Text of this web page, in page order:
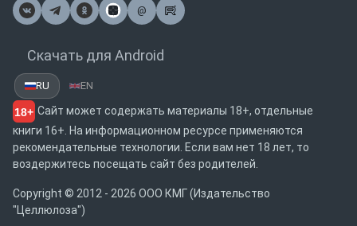
@
Почта
Скачать для Android
RU EN
18+ Сайт может содержать материалы 18+, отдельные
книги 16+. На информационном ресурсе применяются
рекомендательные технологии. Если вам нет 18 лет, то
воздержитесь посещать сайт без родителей.
Copyright © 2012 - 2026 ООО КМГ (Издательство
"Целлюлоза")